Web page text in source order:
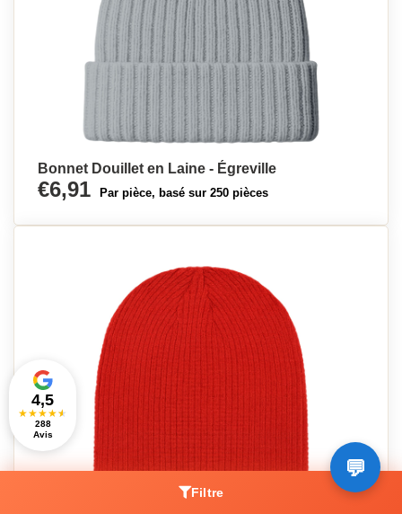
Bonnet Douillet en Laine - Égreville
€6,91 Par pièce, basé sur 250 pièces
Filtre
4,5
★★★★★
288
Avis